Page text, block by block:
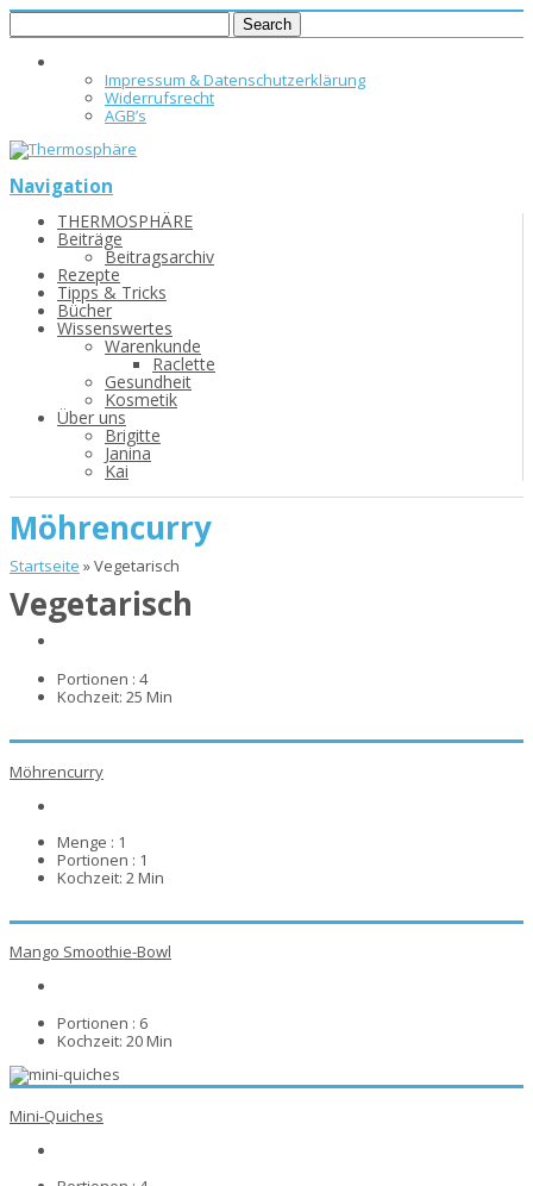
Impressum & Datenschutzerklärung
Widerrufsrecht
AGB’s
Navigation
THERMOSPHÄRE
Beiträge
Beitragsarchiv
Rezepte
Tipps & Tricks
Bücher
Wissenswertes
Warenkunde
Raclette
Gesundheit
Kosmetik
Über uns
Brigitte
Janina
Kai
Möhrencurry
Startseite »Vegetarisch
Vegetarisch
Portionen : 4
Kochzeit: 25 Min
Möhrencurry
Menge : 1
Portionen : 1
Kochzeit: 2 Min
Mango Smoothie-Bowl
Portionen : 6
Kochzeit: 20 Min
Mini-Quiches